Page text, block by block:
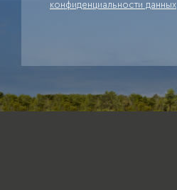
конфиденциальности данных